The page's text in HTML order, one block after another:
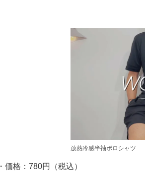
放熱冷感半袖ポロシャツ
・価格：780円（税込）